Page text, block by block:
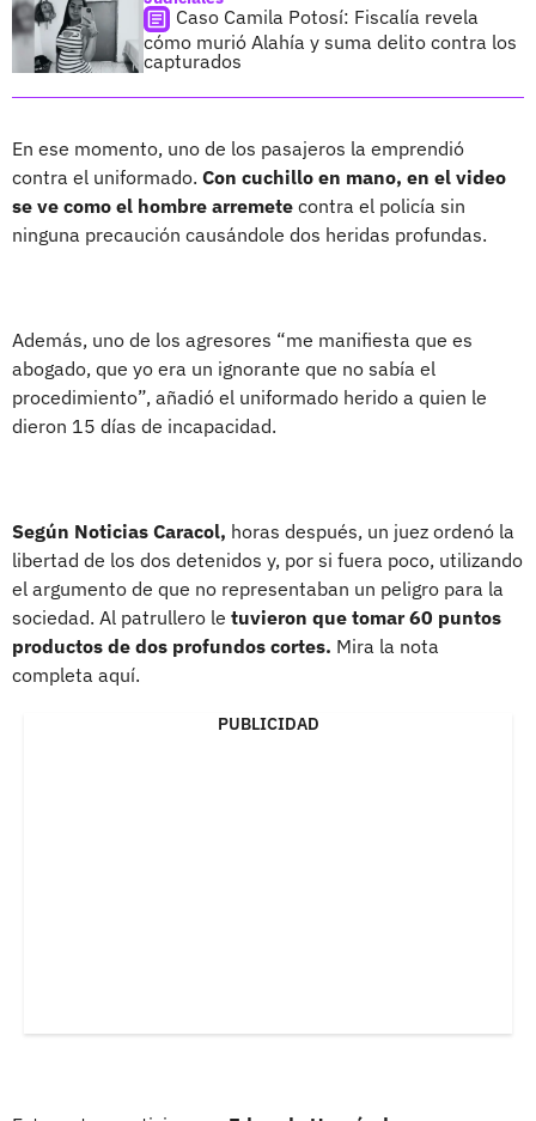
Caso Camila Potosí: Fiscalía revela
cómo murió Alahía y suma delito contra los
capturados
En ese momento, uno de los pasajeros la emprendió
contra el uniformado. Con cuchillo en mano, en el video
se ve como el hombre arremete contra el policía sin
ninguna precaución causándole dos heridas profundas.
Además, uno de los agresores “me manifiesta que es
abogado, que yo era un ignorante que no sabía el
procedimiento”, añadió el uniformado herido a quien le
dieron 15 días de incapacidad.
Según Noticias Caracol, horas después, un juez ordenó la
libertad de los dos detenidos y, por si fuera poco, utilizando
el argumento de que no representaban un peligro para la
sociedad. Al patrullero le tuvieron que tomar 60 puntos
productos de dos profundos cortes. Mira la nota
completa aquí.
PUBLICIDAD